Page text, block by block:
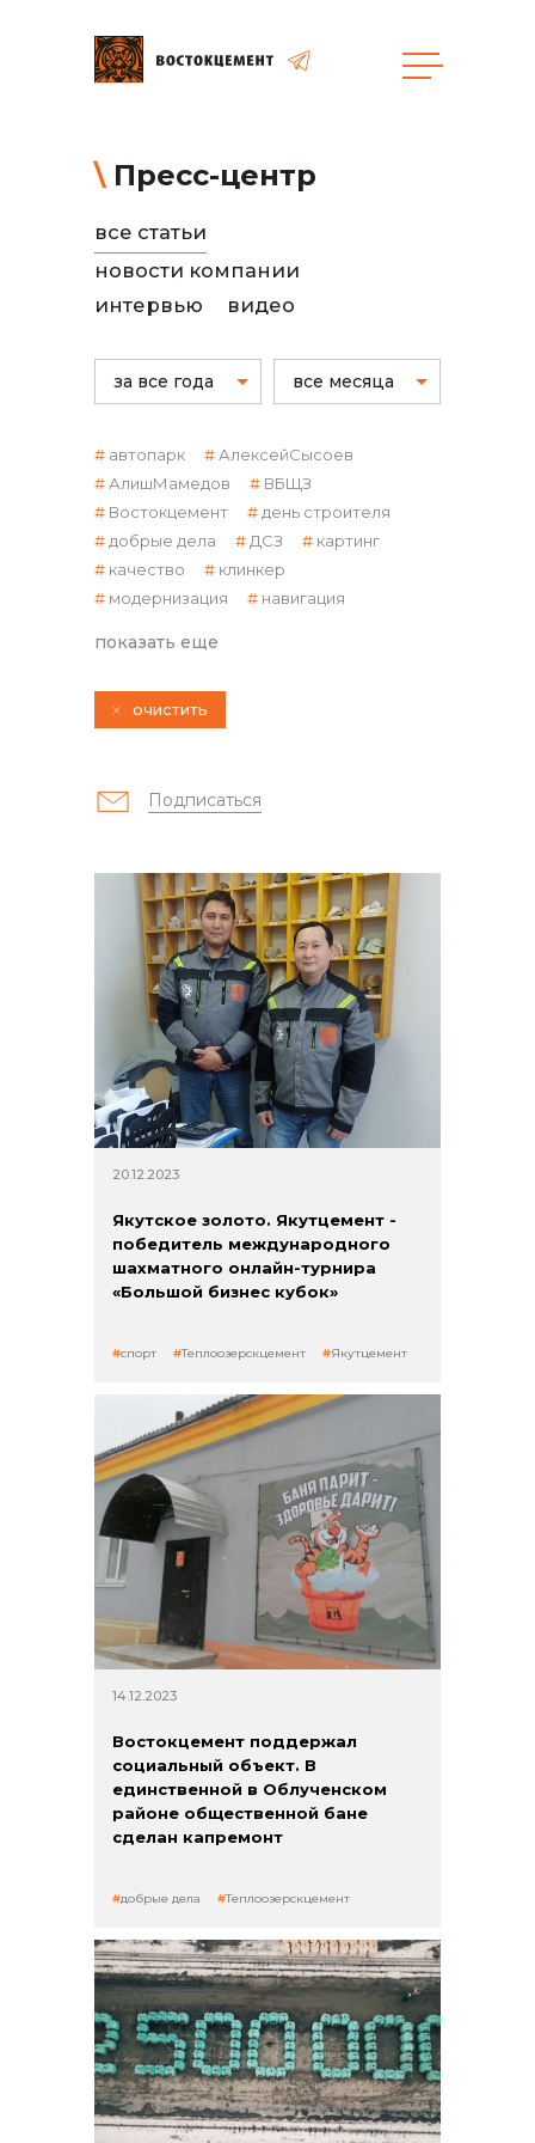
реализация неликвидов
контакты отдела закупок
Контакты
+7 (423) 234 50 50
info@vostokcement.ru
Пресс-центр
все статьи
новости компании
интервью
видео
за все года все месяца
автопарк
АлексейСысоев
АлишМамедов
ВБЩЗ
Востокцемент
день строителя
добрые дела
ДСЗ
картинг
качество
клинкер
модернизация
навигация
показать еще
Подписаться
очистить
20.12.2023
Якутское золото. Якутцемент -
победитель международного
шахматного онлайн-турнира
«Большой бизнес кубок»
спорт Теплоозерскцемент Якутцемент
14.12.2023
Востокцемент поддержал
социальный объект. В
единственной в Облученском
районе общественной бане
сделан капремонт
добрые дела Теплоозерскцемент